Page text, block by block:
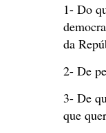
1- Do
da
2- De
3- De
que